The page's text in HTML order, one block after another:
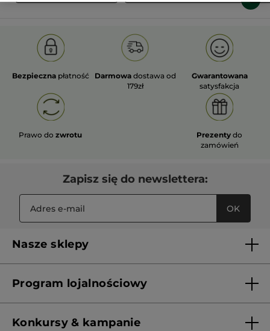
Bezpieczna płatność Darmowa dostawa od
179zł
Gwarantowana
satysfakcja
Prawo dozwrotu Prezenty do
zamówień
Zapisz się do newslettera:
OK
Nasze sklepy
Franczyza
Program lojalnościowy
Konkursy & kampanie